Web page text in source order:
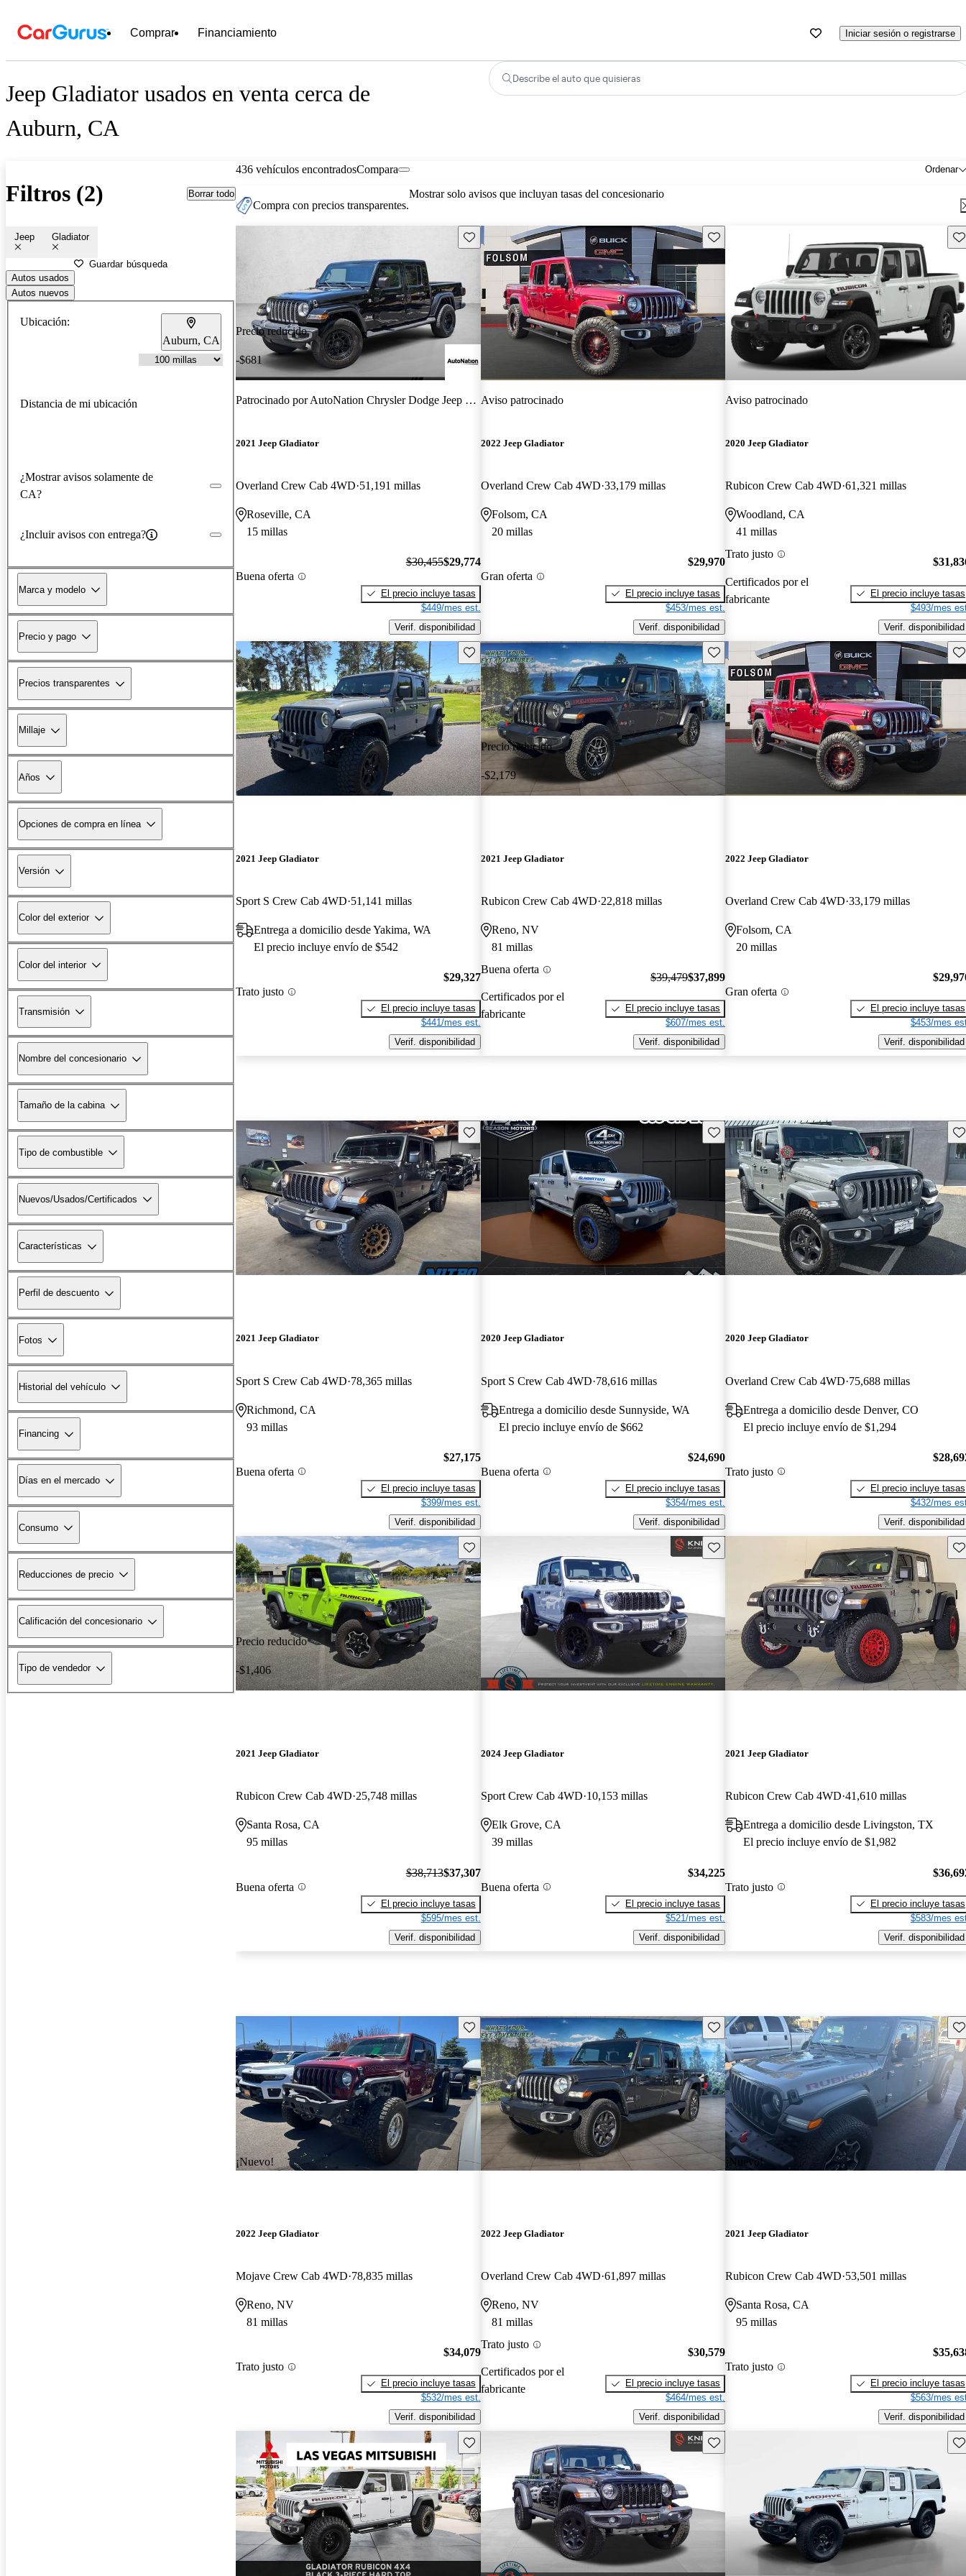
Comprar Financiamiento Iniciar sesión o registrarse
Jeep Gladiator usados en venta cerca de
Auburn, CA
Describe el auto que quisieras
Filtros (2) Borrar todo
Jeep Gladiator
Guardar búsqueda
Autos usados
Autos nuevos
Ubicación:
Auburn, CA
Distancia de mi ubicación
¿Mostrar avisos solamente de
CA?
¿Incluir avisos con entrega?
Marca y modelo
Precio y pago
Precios transparentes
Millaje
Años
Opciones de compra en línea
Versión
Color del exterior
Color del interior
Transmisión
Nombre del concesionario
Tamaño de la cabina
Tipo de combustible
Nuevos/Usados/Certificados
Características
Perfil de descuento
Fotos
Historial del vehículo
Financing
Días en el mercado
Consumo
Reducciones de precio
Calificación del concesionario
Tipo de vendedor
436 vehículos encontrados Ordenar
Compara
Compra con precios transparentes.
Mostrar solo avisos que incluyan tasas del concesionario
Precio reducido
-$681
Guarda este Aviso
Patrocinado porAutoNation Chrysler Dodge Jeep Ram Roseville
2021 Jeep Gladiator
Overland Crew Cab 4WD 51,191 millas
Roseville, CA
15 millas
Buena oferta
$30,455$29,774
El precio incluye tasas
$449/mes est.
Verif. disponibilidad
Guarda este Aviso
Aviso patrocinado
2022 Jeep Gladiator
Overland Crew Cab 4WD 33,179 millas
Folsom, CA
20 millas
Gran oferta
$29,970
El precio incluye tasas
$453/mes est.
Verif. disponibilidad
Aviso patrocinado
2020 Jeep Gladiator
Rubicon Crew Cab 4WD 61,321 millas
Woodland, CA
41 millas
Trato justo
Certificados por el
fabricante
El precio incluye tasas
$493/mes
Verif. disponibilidad
Guarda este Aviso
2021 Jeep Gladiator
Sport S Crew Cab 4WD 51,141 millas
Entrega a domicilio desde Yakima, WA
El precio incluye envío de $542
Trato justo
$29,327
El precio incluye tasas
$441/mes est.
Verif. disponibilidad
Precio reducido
-$2,179
Guarda este Aviso
2021 Jeep Gladiator
Rubicon Crew Cab 4WD 22,818 millas
Reno, NV
81 millas
Buena oferta
Certificados por el
fabricante
$39,479$37,899
El precio incluye tasas
$607/mes est.
Verif. disponibilidad
2022 Jeep Gladiator
Overland Crew Cab 4WD 33,179 millas
Folsom, CA
20 millas
Gran oferta
El precio incluye tasas
$453/mes
Verif. disponibilidad
Guarda este Aviso
2021 Jeep Gladiator
Sport S Crew Cab 4WD 78,365 millas
Richmond, CA
93 millas
Buena oferta
$27,175
El precio incluye tasas
$399/mes est.
Verif. disponibilidad
Guarda este Aviso
2020 Jeep Gladiator
Sport S Crew Cab 4WD 78,616 millas
Entrega a domicilio desde Sunnyside, WA
El precio incluye envío de $662
Buena oferta
$24,690
El precio incluye tasas
$354/mes est.
Verif. disponibilidad
2020 Jeep Gladiator
Overland Crew Cab 4WD 75,688 millas
Entrega a domicilio desde Denver, CO
El precio incluye envío de $1,294
Trato justo
El precio incluye tasas
$432/mes
Verif. disponibilidad
Precio reducido
-$1,406
Guarda este Aviso
2021 Jeep Gladiator
Rubicon Crew Cab 4WD 25,748 millas
Santa Rosa, CA
95 millas
Buena oferta
$38,713$37,307
El precio incluye tasas
$595/mes est.
Verif. disponibilidad
Guarda este Aviso
2024 Jeep Gladiator
Sport Crew Cab 4WD 10,153 millas
Elk Grove, CA
39 millas
Buena oferta
$34,225
El precio incluye tasas
$521/mes est.
Verif. disponibilidad
2021 Jeep Gladiator
Rubicon Crew Cab 4WD 41,610 millas
Entrega a domicilio desde Livingston, TX
El precio incluye envío de $1,982
Trato justo
El precio incluye tasas
$583/mes
Verif. disponibilidad
¡Nuevo!
Guarda este Aviso
2022 Jeep Gladiator
Mojave Crew Cab 4WD 78,835 millas
Reno, NV
81 millas
Trato justo
$34,079
El precio incluye tasas
$532/mes est.
Verif. disponibilidad
Guarda este Aviso
2022 Jeep Gladiator
Overland Crew Cab 4WD 61,897 millas
Reno, NV
81 millas
Trato justo
Certificados por el
fabricante
$30,579
El precio incluye tasas
$464/mes est.
Verif. disponibilidad
¡Nuevo!
2021 Jeep Gladiator
Rubicon Crew Cab 4WD 53,501 millas
Santa Rosa, CA
95 millas
Trato justo
El precio incluye tasas
$563/mes
Verif. disponibilidad
Guarda este Aviso Guarda este Aviso